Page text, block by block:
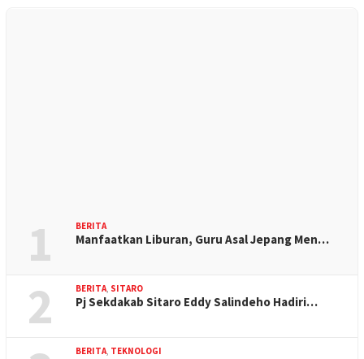
1 BERITA
Manfaatkan Liburan, Guru Asal Jepang Men…
2 BERITA, SITARO
Pj Sekdakab Sitaro Eddy Salindeho Hadiri…
BERITA, TEKNOLOGI